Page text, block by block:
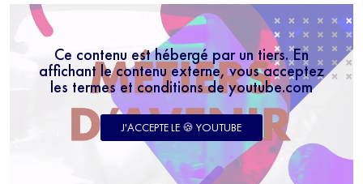
Ce contenu est hébergé par un tiers. En
affichant le contenu externe, vous acceptez
les termes et conditions de youtube.com
J'ACCEPTE LE 🍪 YOUTUBE